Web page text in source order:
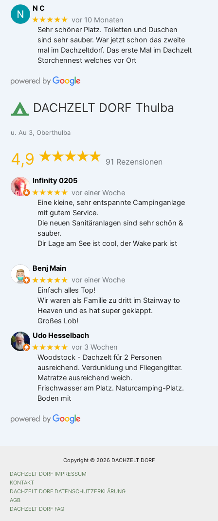
N C
★★★★★ vor 10 Monaten
Sehr schöner Platz. Toiletten und Duschen
sind sehr sauber. War jetzt schon das zweite
mal im Dachzeltdorf. Das erste Mal im Dachzelt
Storchennest welches vor Ort
DACHZELT DORF Thulba
u. Au 3, Oberthulba
4,9 91 Rezensionen
Infinity 0205
★★★★★ vor einer Woche
Eine kleine, sehr entspannte Campinganlage
mit gutem Service.
Die neuen Sanitäranlagen sind sehr schön &
sauber.
Dir Lage am See ist cool, der Wake park ist
Benj Main
★★★★★ vor einer Woche
Einfach alles Top!
Wir waren als Familie zu dritt im Stairway to
Heaven und es hat super geklappt.
Großes Lob!
Udo Hesselbach
★★★★★ vor 3 Wochen
Woodstock - Dachzelt für 2 Personen
ausreichend. Verdunklung und Fliegengitter.
Matratze ausreichend weich.
Frischwasser am Platz. Naturcamping-Platz.
Boden mit
Copyright © 2026 DACHZELT DORF
DACHZELT DORF IMPRESSUM
KONTAKT
DACHZELT DORF DATENSCHUTZERKLÄRUNG
AGB
DACHZELT DORF FAQ